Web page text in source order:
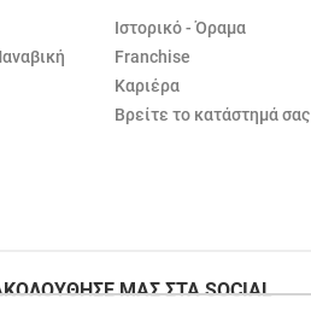
Ιστορικό - Όραμα
Franchise
Καριέρα
Βρείτε το κατάστημά σας
ΜΑΣ ΣΤΑ SOCIAL